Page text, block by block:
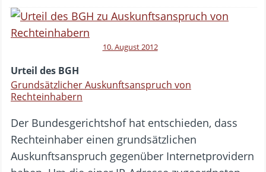
10. August 2012
Urteil des BGH
Grundsätzlicher Auskunftsanspruch von
Rechteinhabern
Der Bundesgerichtshof hat entschieden, dass
Rechteinhaber einen grundsätzlichen
Auskunftsanspruch gegenüber Internetprovidern